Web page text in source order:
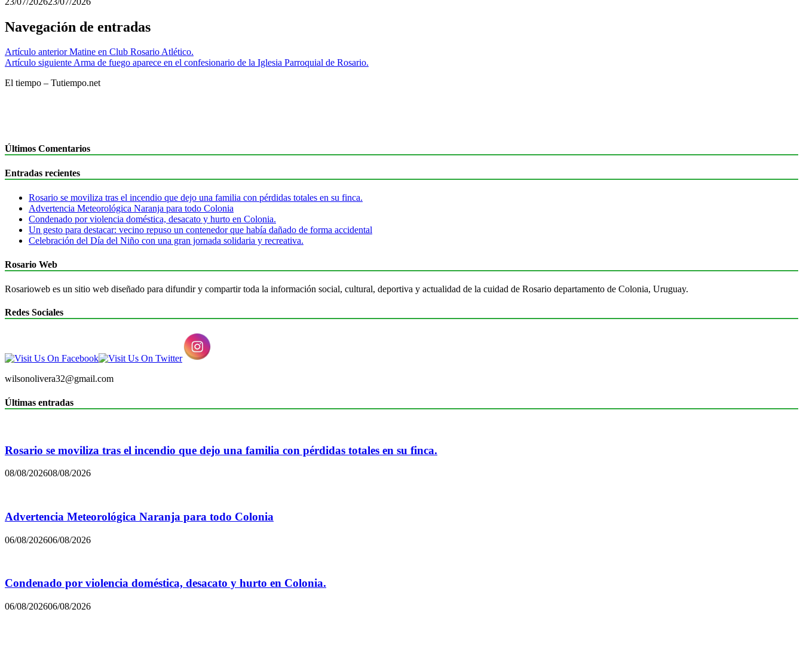
Navegación de entradas
Artículo anterior Matine en Club Rosario Atlético.
Artículo siguienteArma de fuego aparece en el confesionario de la Iglesia Parroquial de Rosario.
El tiempo – Tutiempo.net
Últimos Comentarios
Entradas recientes
Rosario se moviliza tras el incendio que dejo una familia con pérdidas totales en su finca.
Advertencia Meteorológica Naranja para todo Colonia
Condenado por violencia doméstica, desacato y hurto en Colonia.
Un gesto para destacar: vecino repuso un contenedor que había dañado de forma accidental
Celebración del Día del Niño con una gran jornada solidaria y recreativa.
Rosario Web
Rosarioweb es un sitio web diseñado para difundir y compartir toda la información social, cultural, deportiva y actualidad de la cuidad de Rosario departamento de Colonia, Uruguay.
Redes Sociales
wilsonolivera32@gmail.com
Últimas entradas
Rosario se moviliza tras el incendio que dejo una familia con pérdidas totales en su finca.
08/08/202608/08/2026
Advertencia Meteorológica Naranja para todo Colonia
06/08/202606/08/2026
Condenado por violencia doméstica, desacato y hurto en Colonia.
06/08/202606/08/2026